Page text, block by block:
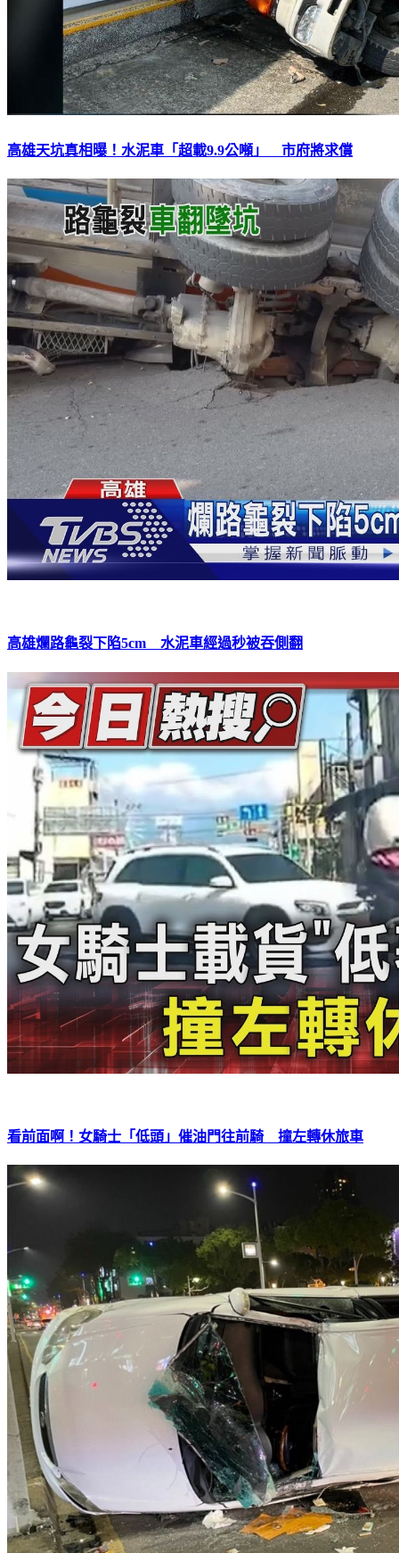
高雄天坑真相曝！水泥車「超載9.9公噸」 市府將求償
高雄爛路龜裂下陷5cm 水泥車經過秒被吞側翻
看前面啊！女騎士「低頭」催油門往前騎 撞左轉休旅車